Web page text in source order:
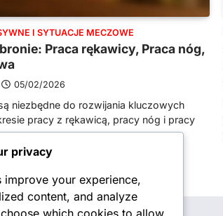
I SYTUACJE MECZOWE
Praca rękawicy, Praca nóg,
05/02/2026
niezbędne do rozwijania kluczowych
pracy z rękawicą, pracy nóg i pracy
privacy
improve your experience,
content, and analyze